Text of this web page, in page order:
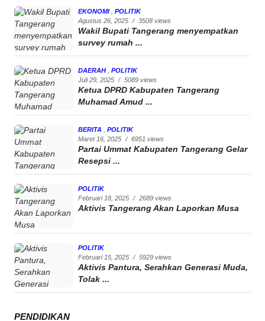
EKONOMI
POLITIK
Agustus 26, 2025 / 3508 views
Wakil Bupati Tangerang menyempatkan
survey rumah ...
DAERAH
POLITIK
Juli 29, 2025 / 5089 views
Ketua DPRD Kabupaten Tangerang
Muhamad Amud ...
BERITA
POLITIK
Maret 16, 2025 / 6951 views
Partai Ummat Kabupaten Tangerang Gelar
Resepsi ...
POLITIK
Februari 18, 2025 / 2689 views
Aktivis Tangerang Akan Laporkan Musa
POLITIK
Februari 15, 2025 / 5929 views
Aktivis Pantura, Serahkan Generasi Muda,
Tolak ...
PENDIDIKAN